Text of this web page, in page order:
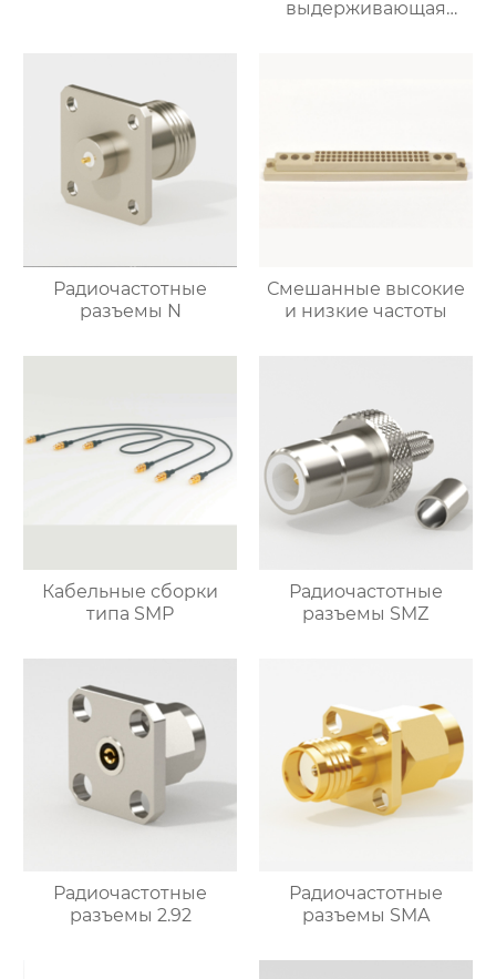
выдерживающая
Радиочастотные
разъемы N
Смешанные высокие
и низкие частоты
Кабельные сборки
типа SMP
Радиочастотные
разъемы SMZ
Радиочастотные
разъемы 2.92
Радиочастотные
разъемы SMA